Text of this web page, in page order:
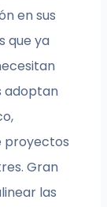
en sus
que ya
adoptan
proyectos
Gran
las